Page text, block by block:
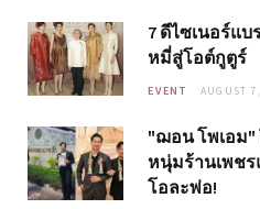
7 ดีไซเนอร์แ
หมี่สู่โอต์กูตูร์
EVENT AUGUST
"ฌอน โพเอม"
หนุ่มร้านเพชร
โอละพ่อ!